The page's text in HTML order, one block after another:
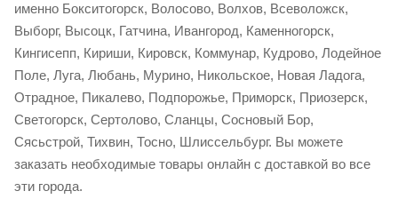
именно Бокситогорск, Волосово, Волхов, Всеволожск,
Выборг, Высоцк, Гатчина, Ивангород, Каменногорск,
Кингисепп, Кириши, Кировск, Коммунар, Кудрово, Лодейное
Поле, Луга, Любань, Мурино, Никольское, Новая Ладога,
Отрадное, Пикалево, Подпорожье, Приморск, Приозерск,
Светогорск, Сертолово, Сланцы, Сосновый Бор,
Сясьстрой, Тихвин, Тосно, Шлиссельбург. Вы можете
заказать необходимые товары онлайн с доставкой во все
эти города.